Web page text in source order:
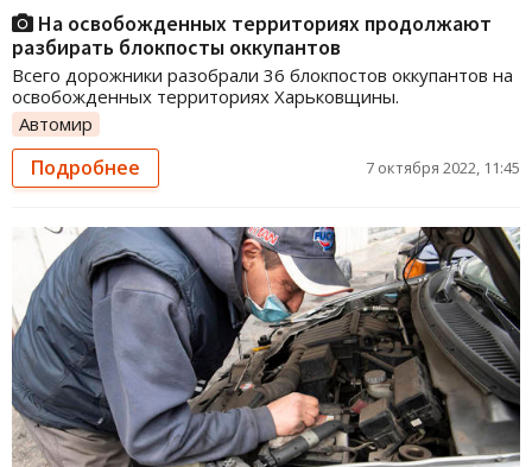
На освобожденных территориях продолжают
разбирать блокпосты оккупантов
Всего дорожники разобрали 36 блокпостов оккупантов на
освобожденных территориях Харьковщины.
Автомир
Подробнее 7 октября 2022, 11:45